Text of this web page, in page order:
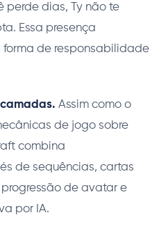
perde dias, Ty não te
Essa presença
de responsabilidade
Assim como o
de jogo sobre
combina
de sequências, cartas
de avatar e
por IA.